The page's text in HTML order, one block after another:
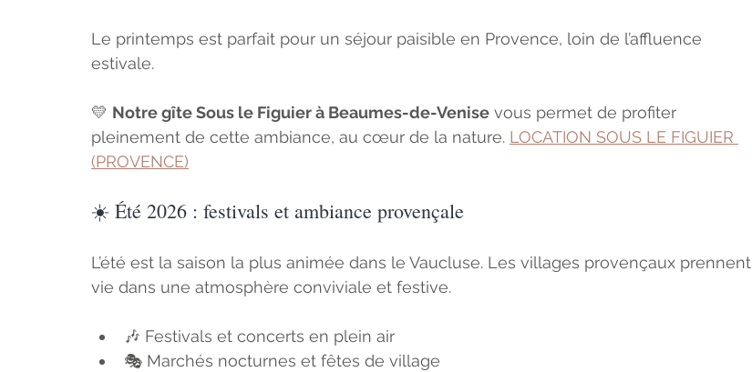
Le printemps est parfait pour un séjour paisible en Provence, loin de l’affluence
estivale.
💛 Notre gîte Sous le Figuier à Beaumes-de-Venise vous permet de profiter
pleinement de cette ambiance, au cœur de la nature. LOCATION SOUS LE FIGUIER
(PROVENCE)
☀️ Été 2026 : festivals et ambiance provençale
L’été est la saison la plus animée dans le Vaucluse. Les villages provençaux prennent
vie dans une atmosphère conviviale et festive.
🎶 Festivals et concerts en plein air
🎭 Marchés nocturnes et fêtes de village